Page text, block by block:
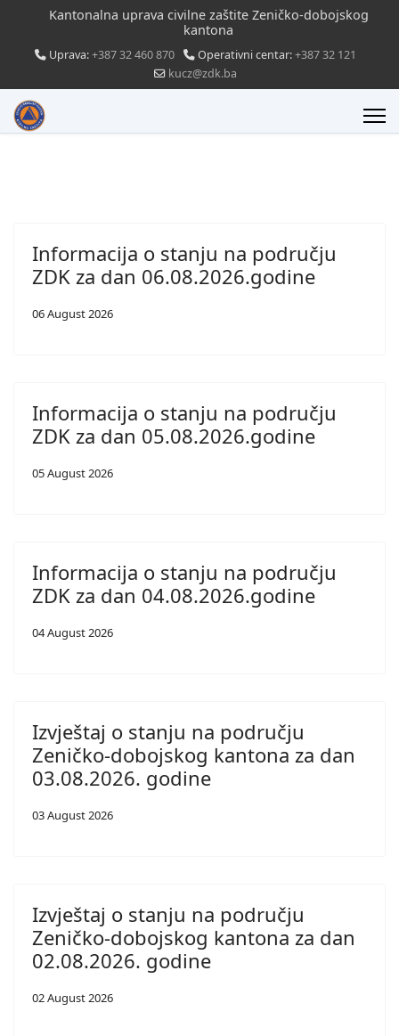
Kantonalna uprava civilne zaštite Zeničko-dobojskog
kantona
Uprava:+387 32 460 870 Operativni centar:+387 32 121
kucz@zdk.ba
Informacija o stanju na području
ZDK za dan 06.08.2026.godine
06 August 2026
Informacija o stanju na području
ZDK za dan 05.08.2026.godine
05 August 2026
Informacija o stanju na području
ZDK za dan 04.08.2026.godine
04 August 2026
Izvještaj o stanju na području
Zeničko-dobojskog kantona za dan
03.08.2026. godine
03 August 2026
Izvještaj o stanju na području
Zeničko-dobojskog kantona za dan
02.08.2026. godine
02 August 2026